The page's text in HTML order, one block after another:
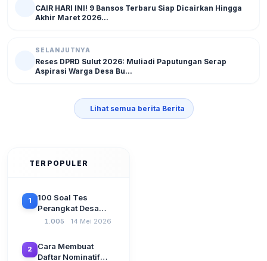
CAIR HARI INI! 9 Bansos Terbaru Siap Dicairkan Hingga
Akhir Maret 2026...
SELANJUTNYA
Reses DPRD Sulut 2026: Muliadi Paputungan Serap
Aspirasi Warga Desa Bu...
Lihat semua berita Berita
TERPOPULER
1
100 Soal Tes
Perangkat Desa
Terbaru 2026
CAT Berbasis UU
1.005 14 Mei 2026
2
Cara Membuat
Daftar Nominatif